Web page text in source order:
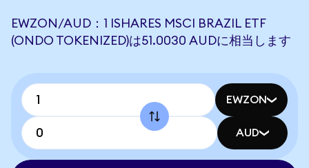
EWZON/AUD：1 ISHARES MSCI BRAZIL ETF
(ONDO TOKENIZED)は51.0030 AUDに相当します
EWZON
AUD